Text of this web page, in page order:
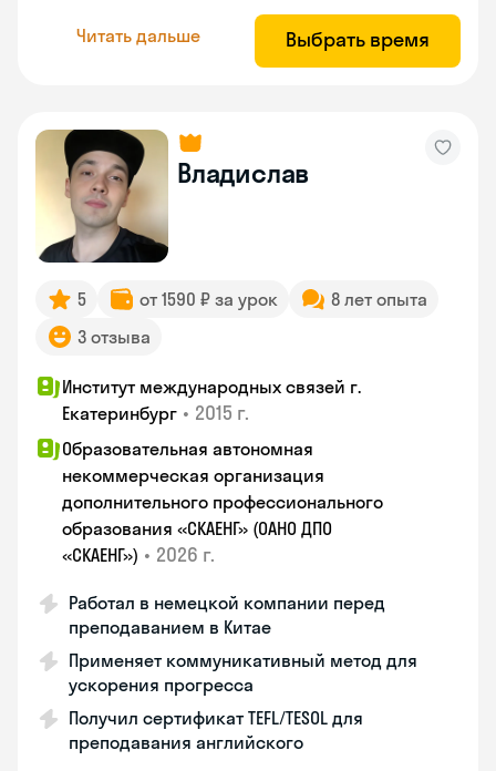
Читать дальше Выбрать время
Владислав
5 от 1590 ₽ за урок
8 лет опыта
3 отзыва
Институт международных связей г.
Екатеринбург • 2015 г.
Образовательная автономная
некоммерческая организация
дополнительного профессионального
образования «СКАЕНГ» (ОАНО ДПО
«СКАЕНГ») • 2026 г.
Работал в немецкой компании перед
преподаванием в Китае
Применяет коммуникативный метод для
ускорения прогресса
Получил сертификат TEFL/TESOL для
преподавания английского